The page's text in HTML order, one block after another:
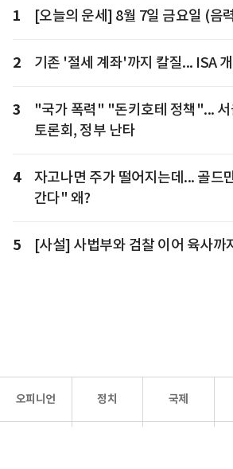
1 [오늘의 운세] 8월 7일 금요일 (음
2 기존 '절세 계좌'까지 칼질... ISA
3
"국가 폭력" "돈키호테 정책"... 서
토론회, 정부 난타
4
자고나면 주가 떨어지는데... 골드
간다" 왜?
5 [사설] 사법부와 검찰 이어 육사까
오피니언 정치 국제